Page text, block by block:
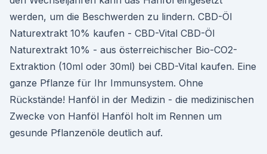
werden, um die Beschwerden zu lindern. CBD-Öl
Naturextrakt 10% kaufen - CBD-Vital CBD-Öl
Naturextrakt 10% - aus österreichischer Bio-CO2-
Extraktion (10ml oder 30ml) bei CBD-Vital kaufen. Eine
ganze Pflanze für Ihr Immunsystem. Ohne
Rückstände! Hanföl in der Medizin - die medizinischen
Zwecke von Hanföl Hanföl holt im Rennen um
gesunde Pflanzenöle deutlich auf.